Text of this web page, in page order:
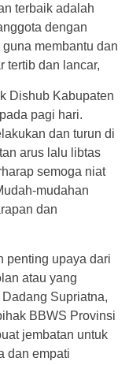
terbaik adalah
dengan
membantu dan
tertib dan lancar,
Dishub Kabupaten
pagi hari.
dan turun di
arus lalu libtas
semoga niat
mudahan
dan
penting upaya dari
atau yang
Supriatna,
BBWS Provinsi
jembatan untuk
dan empati